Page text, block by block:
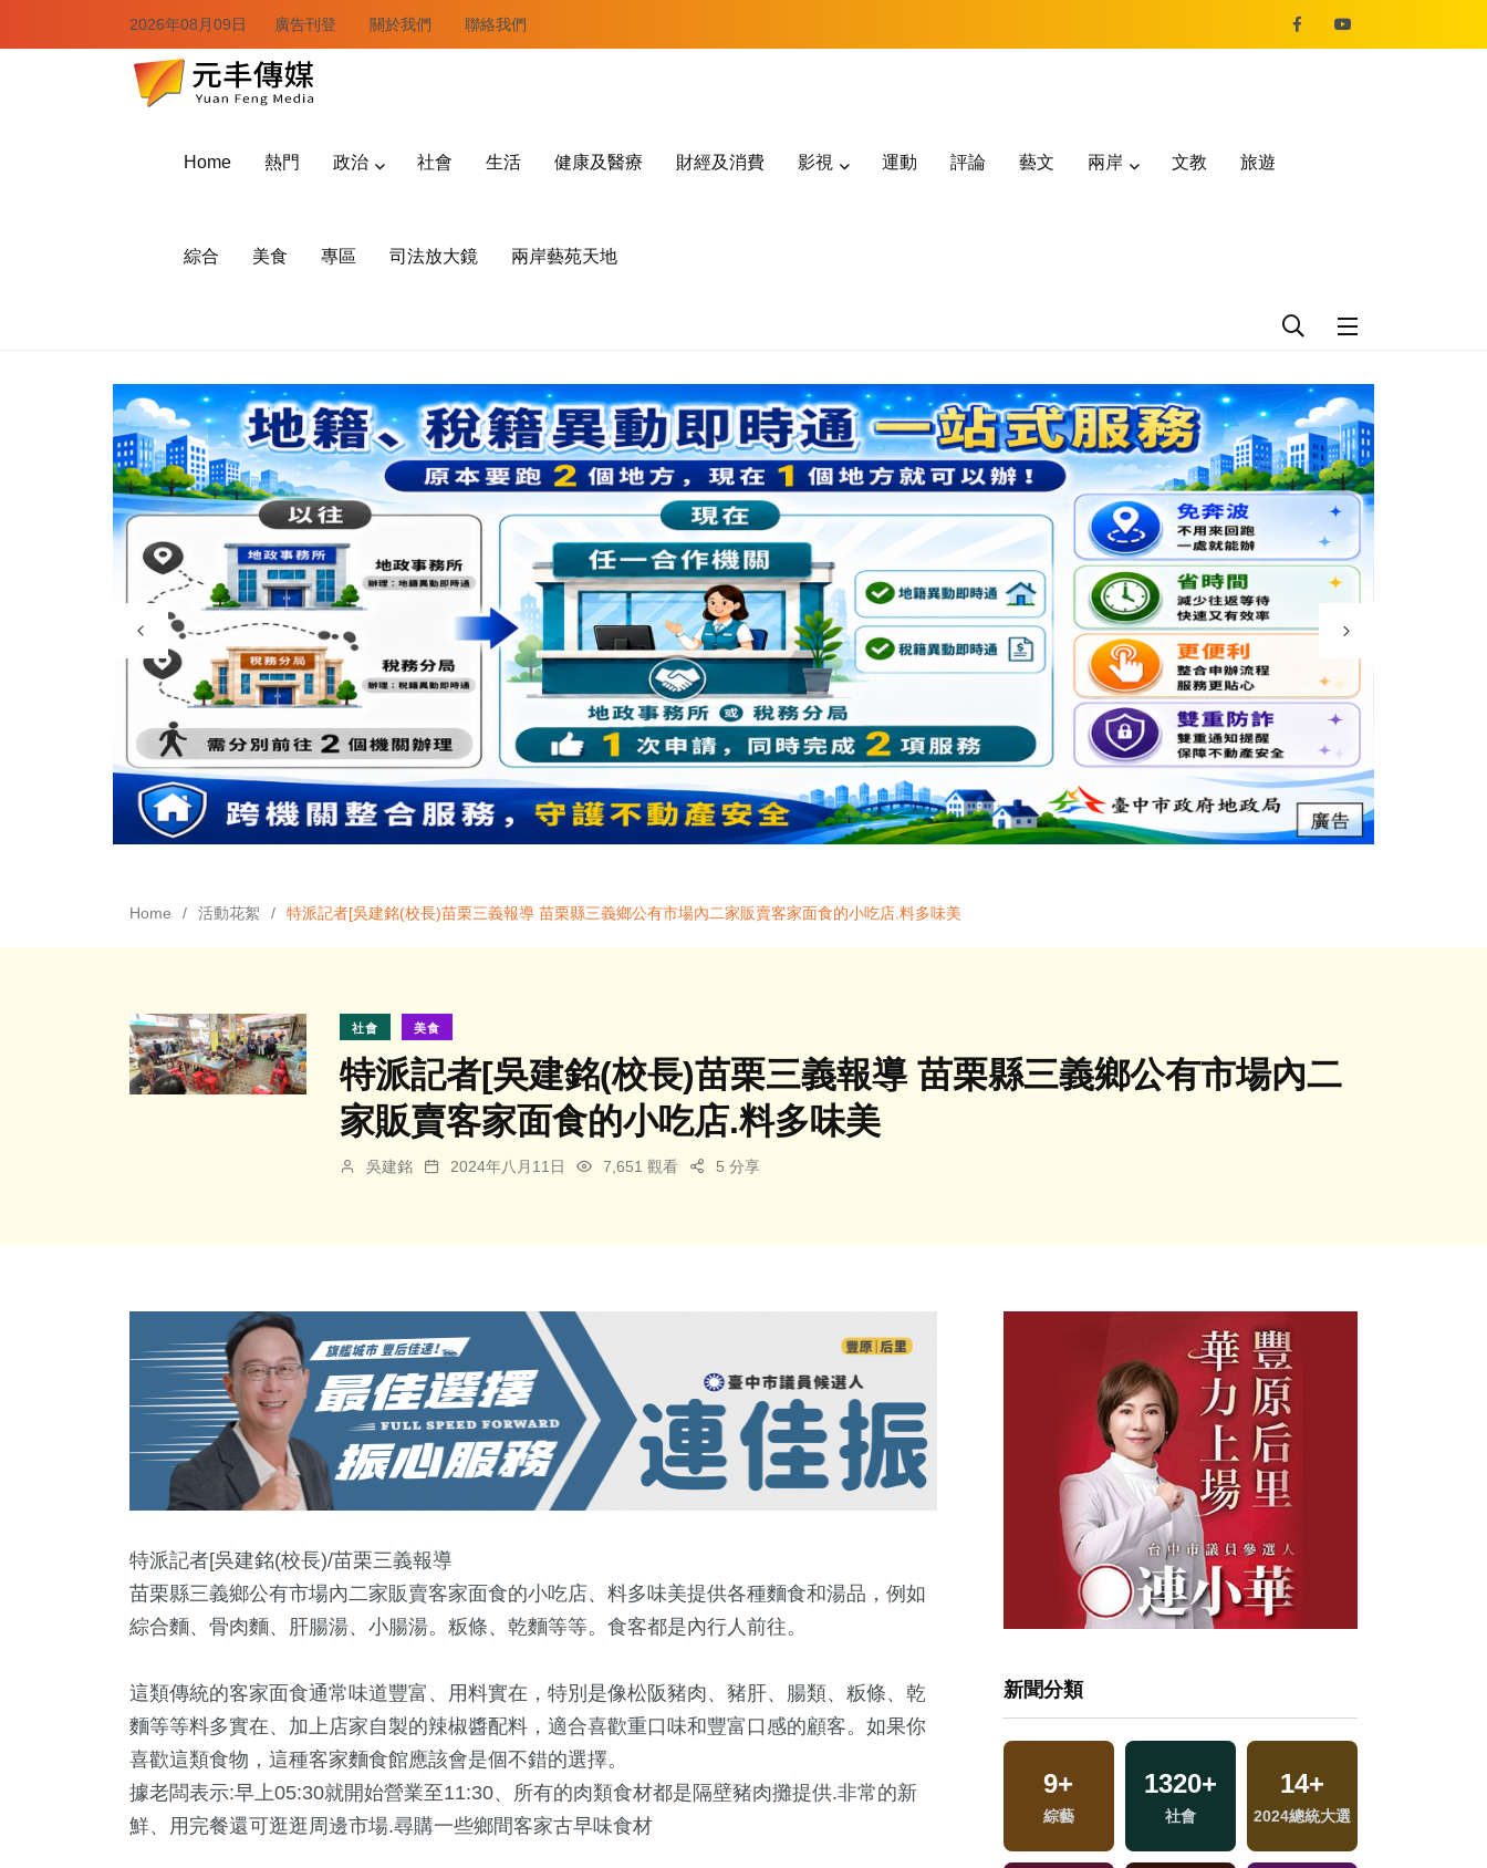
2026年08月09日 廣告刊登 關於我們 聯絡我們
Home 熱門 政治 社會 生活 健康及醫療 財經及消費 影視 運動 評論 藝文 兩岸 文教 旅遊
綜合 美食 專區 司法放大鏡 兩岸藝苑天地
Home 活動花絮 特派記者[吳建銘(校長)苗栗三義報導 苗栗縣三義鄉公有市場內二家販賣客家面食的小吃店.料多味美
社會 美食
特派記者[吳建銘(校長)苗栗三義報導 苗栗縣三義鄉公有市場內二
家販賣客家面食的小吃店.料多味美
吳建銘 2024年八月11日 7,651 觀看 5 分享
特派記者[吳建銘(校長)/苗栗三義報導
苗栗縣三義鄉公有市場內二家販賣客家面食的小吃店、料多味美提供各種麵食和湯品，例如
綜合麵、骨肉麵、肝腸湯、小腸湯。粄條、乾麵等等。食客都是內行人前往。
這類傳統的客家面食通常味道豐富、用料實在，特別是像松阪豬肉、豬肝、腸類、粄條、乾
麵等等料多實在、加上店家自製的辣椒醬配料，適合喜歡重口味和豐富口感的顧客。如果你
喜歡這類食物，這種客家麵食館應該會是個不錯的選擇。
據老闆表示:早上05:30就開始營業至11:30、所有的肉類食材都是隔壁豬肉攤提供.非常的新
鮮、用完餐還可逛逛周邊市場.尋購一些鄉間客家古早味食材
新聞分類
+
評論
1056 +
政治
480+
財經及消費
1+
2023金鐘獎
334+ 664+ 9+
綜藝
1320+
社會
14+
2024總統大選